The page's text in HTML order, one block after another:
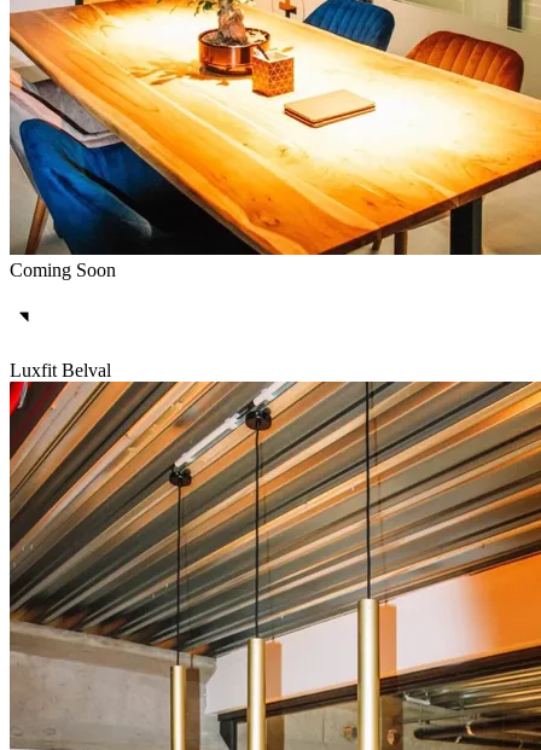
Coming Soon
Luxfit Belval